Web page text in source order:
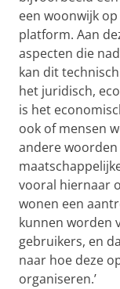
een woonwijk
platform. Aan
aspecten die
kan dit
het juridisch,
is het
ook of mensen
andere
vooral hiernaar
wonen een
kunnen worden
gebruikers, en
naar hoe deze
organiseren.’